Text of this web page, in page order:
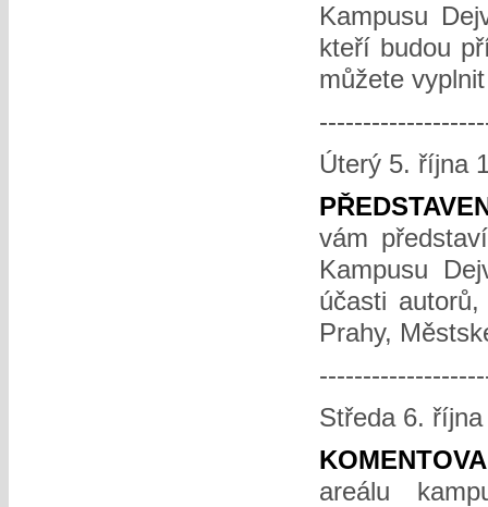
Kampusu
kteří budou
můžete
Úterý 5. října
vám
Kampusu
účasti
Prahy,
Středa 6.
areálu